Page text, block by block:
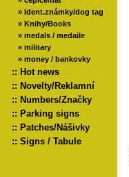
» Ident.známky/dog tag
» Knihy/Books
» medals / medaile
» military
» money / bankovky
:: Hot news
:: Novelty/Reklamní
:: Numbers/Značky
:: Parking signs
:: Patches/Nášivky
:: Signs / Tabule